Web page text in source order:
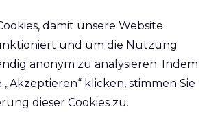
damit unsere Website
und um die Nutzung
anonym zu analysieren. Indem
klicken, stimmen Sie
dieser Cookies zu.